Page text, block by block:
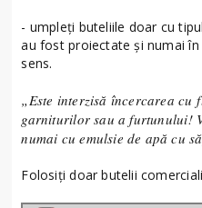
- umpleți buteliile doar cu
au fost proiectate şi numai
sens.
„Este interzisă încercarea cu
garniturilor sau a furtunului!
numai cu emulsie de apă cu
Folosiți doar butelii